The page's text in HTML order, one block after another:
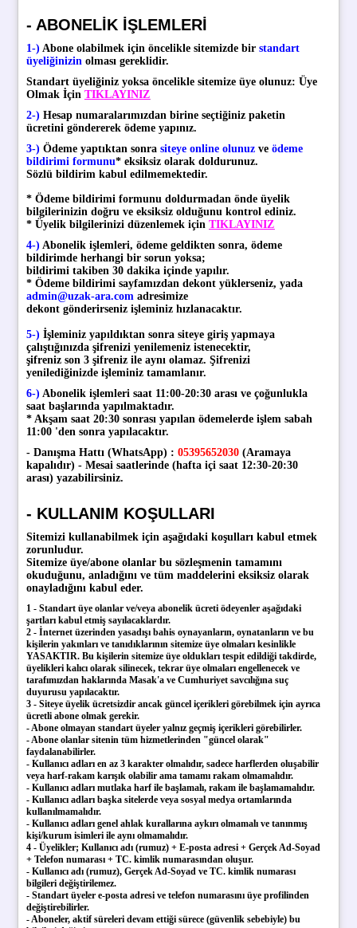
- ABONELIK İŞLEMLERI
1-) Abone olabilmek için öncelikle sitemizde birstandart
üyeliğinizin olması gereklidir.
Standart üyeliğiniz yoksa öncelikle sitemize üye olunuz: Üye
Olmak İçinTIKLAYINIZ
2-) Hesap numaralarımızdan birine seçtiğiniz paketin
ücretini göndererek ödeme yapınız.
3-) Ödeme yaptıktan sonrasiteye online olunuz veödeme
bildirimi formunu* eksiksiz olarak doldurunuz.
Sözlü bildirim kabul edilmemektedir.
* Ödeme bildirimi formunu doldurmadan önde üyelik
bilgilerinizin doğru ve eksiksiz olduğunu kontrol ediniz.
* Üyelik bilgilerinizi düzenlemek içinTIKLAYINIZ
4-) Abonelik işlemleri, ödeme geldikten sonra, ödeme
bildirimde herhangi bir sorun yoksa;
bildirimi takiben 30 dakika içinde yapılır.
* Ödeme bildirimi sayfamızdan dekont yüklerseniz, yada
admin@uzak-ara.com adresimize
dekont gönderirseniz işleminiz hızlanacaktır.
5-) İşleminiz yapıldıktan sonra siteye giriş yapmaya
çalıştığınızda şifrenizi yenilemeniz istenecektir,
şifreniz son 3 şifreniz ile aynı olamaz. Şifrenizi
yenilediğinizde işleminiz tamamlanır.
6-) Abonelik işlemleri saat 11:00-20:30 arası ve çoğunlukla
saat başlarında yapılmaktadır.
* Akşam saat 20:30 sonrası yapılan ödemelerde işlem sabah
11:00 'den sonra yapılacaktır.
- Danışma Hattı (WhatsApp) :05395652030 (Aramaya
kapalıdır) - Mesai saatlerinde (hafta içi saat 12:30-20:30
arası) yazabilirsiniz.
- KULLANIM KOŞULLARI
Sitemizi kullanabilmek için aşağıdaki koşulları kabul etmek
zorunludur.
Sitemize üye/abone olanlar bu sözleşmenin tamamını
okuduğunu, anladığını ve tüm maddelerini eksiksiz olarak
onayladığını kabul eder.
1 - Standart üye olanlar ve/veya abonelik ücreti ödeyenler aşağıdaki
şartları kabul etmiş sayılacaklardır.
2 - İnternet üzerinden yasadışı bahis oynayanların, oynatanların ve bu
kişilerin yakınları ve tanıdıklarının sitemize üye olmaları kesinlikle
YASAKTIR. Bu kişilerin sitemize üye oldukları tespit edildiği takdirde,
üyelikleri kalıcı olarak silinecek, tekrar üye olmaları engellenecek ve
tarafımızdan haklarında Masak'a ve Cumhuriyet savcılığına suç
duyurusu yapılacaktır.
3 - Siteye üyelik ücretsizdir ancak güncel içerikleri görebilmek için ayrıca
ücretli abone olmak gerekir.
- Abone olmayan standart üyeler yalnız geçmiş içerikleri görebilirler.
- Abone olanlar sitenin tüm hizmetlerinden "güncel olarak"
faydalanabilirler.
- Kullanıcı adları en az 3 karakter olmalıdır, sadece harflerden oluşabilir
veya harf-rakam karışık olabilir ama tamamı rakam olmamalıdır.
- Kullanıcı adları mutlaka harf ile başlamalı, rakam ile başlamamalıdır.
- Kullanıcı adları başka sitelerde veya sosyal medya ortamlarında
kullanılmamalıdır.
- Kullanıcı adları genel ahlak kurallarına aykırı olmamalı ve tanınmış
kişi/kurum isimleri ile aynı olmamalıdır.
4 - Üyelikler; Kullanıcı adı (rumuz) + E-posta adresi + Gerçek Ad-Soyad
+ Telefon numarası + TC. kimlik numarasından oluşur.
- Kullanıcı adı (rumuz), Gerçek Ad-Soyad ve TC. kimlik numarası
bilgileri değiştirilemez.
- Standart üyeler e-posta adresi ve telefon numarasını üye profilinden
değiştirebilirler.
- Aboneler, aktif süreleri devam ettiği sürece (güvenlik sebebiyle) bu